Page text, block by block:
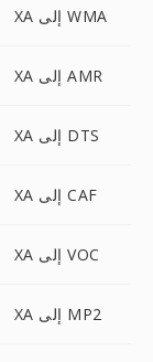
XA إلى WMA
XA إلى AMR
XA إلى DTS
XA إلى CAF
XA إلى VOC
XA إلى MP2